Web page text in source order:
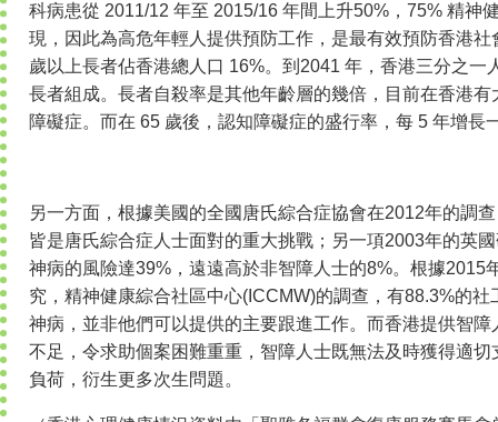
科病患從 2011/12 年至 2015/16 年間上升50%，75% 精神
現，因此為高危年輕人提供預防工作，是最有效預防香港
歲以上長者佔香港總人口 16%。到2041 年，香港三分之一
長者組成。長者自殺率是其他年齡層的幾倍，目前在香港
障礙症。而在 65 歲後，認知障礙症的盛行率，每 5 年增長
另一方面，根據美國的全國唐氏綜合症協會在2012年的調
皆是唐氏綜合症人士面對的重大挑戰；另一項2003年的英
神病的風險達39%，遠遠高於非智障人士的8%。根據2015
究，精神健康綜合社區中心(ICCMW)的調查，有88.3%的
神病，並非他們可以提供的主要跟進工作。而香港提供智
不足，令求助個案困難重重，智障人士既無法及時獲得適
負荷，衍生更多次生問題。